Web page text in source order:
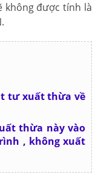
không được tính là
tư xuất thừa về
thừa này vào
, không xuất